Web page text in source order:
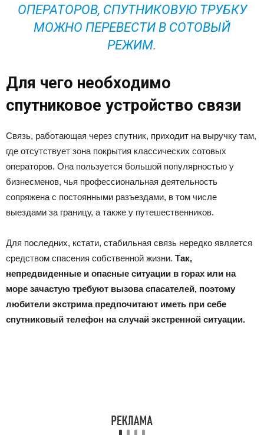
ОПЕРАТОРОВ, СПУТНИКОВУЮ ТРУБКУ
МОЖНО ПЕРЕВЕСТИ В СОТОВЫЙ
РЕЖИМ.
Для чего необходимо
спутниковое устройство связи
Связь, работающая через спутник, приходит на выручку там,
где отсутствует зона покрытия классических сотовых
операторов. Она пользуется большой популярностью у
бизнесменов, чья профессиональная деятельность
сопряжена с постоянными разъездами, в том числе
выездами за границу, а также у путешественников.
Для последних, кстати, стабильная связь нередко является
средством спасения собственной жизни. Так,
непредвиденные и опасные ситуации в горах или на
море зачастую требуют вызова спасателей, поэтому
любители экстрима предпочитают иметь при себе
спутниковый телефон на случай экстренной ситуации.